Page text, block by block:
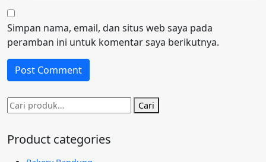
Simpan nama, email, dan situs web saya pada
peramban ini untuk komentar saya berikutnya.
Pencarian
untuk:
Cari
Product categories